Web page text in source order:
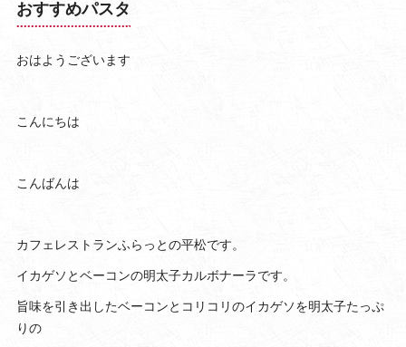
おすすめパスタ
おはようございます
こんにちは
こんばんは
カフェレストランふらっとの平松です。
イカゲソとベーコンの明太子カルボナーラです。
旨味を引き出したベーコンとコリコリのイカゲソを明太子たっぷ
りの